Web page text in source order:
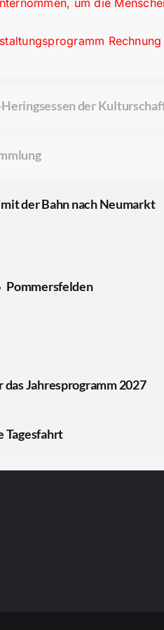
um die
der
der Bahn nach Neumarkt
Pommersfelden
Jahresprogramm 2027
Tagesfahrt